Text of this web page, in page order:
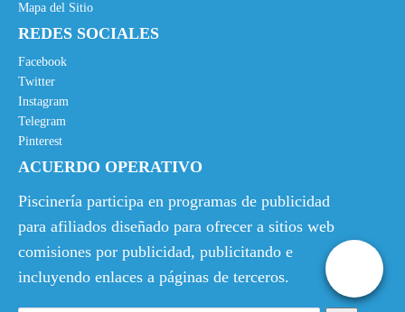
Mapa del Sitio
REDES SOCIALES
Facebook
Twitter
Instagram
Telegram
Pinterest
ACUERDO OPERATIVO
Piscinería participa en programas de publicidad
para afiliados diseñado para ofrecer a sitios web
comisiones por publicidad, publicitando e
incluyendo enlaces a páginas de terceros.